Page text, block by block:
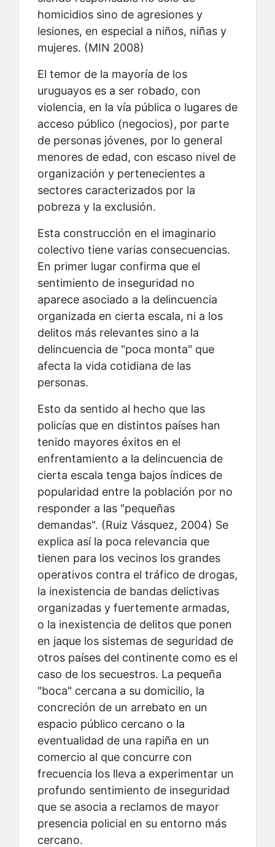
homicidios sino de agresiones y
lesiones, en especial a niños, niñas y
mujeres. (MIN 2008)
El temor de la mayoría de los
uruguayos es a ser robado, con
violencia, en la vía pública o lugares de
acceso público (negocios), por parte
de personas jóvenes, por lo general
menores de edad, con escaso nivel de
organización y pertenecientes a
sectores caracterizados por la
pobreza y la exclusión.
Esta construcción en el imaginario
colectivo tiene varias consecuencias.
En primer lugar confirma que el
sentimiento de inseguridad no
aparece asociado a la delincuencia
organizada en cierta escala, ni a los
delitos más relevantes sino a la
delincuencia de "poca monta" que
afecta la vida cotidiana de las
personas.
Esto da sentido al hecho que las
policías que en distintos países han
tenido mayores éxitos en el
enfrentamiento a la delincuencia de
cierta escala tenga bajos índices de
popularidad entre la población por no
responder a las "pequeñas
demandas". (Ruiz Vásquez, 2004) Se
explica así la poca relevancia que
tienen para los vecinos los grandes
operativos contra el tráfico de drogas,
la inexistencia de bandas delictivas
organizadas y fuertemente armadas,
o la inexistencia de delitos que ponen
en jaque los sistemas de seguridad de
otros países del continente como es el
caso de los secuestros. La pequeña
"boca" cercana a su domicilio, la
concreción de un arrebato en un
espacio público cercano o la
eventualidad de una rapiña en un
comercio al que concurre con
frecuencia los lleva a experimentar un
profundo sentimiento de inseguridad
que se asocia a reclamos de mayor
presencia policial en su entorno más
cercano.